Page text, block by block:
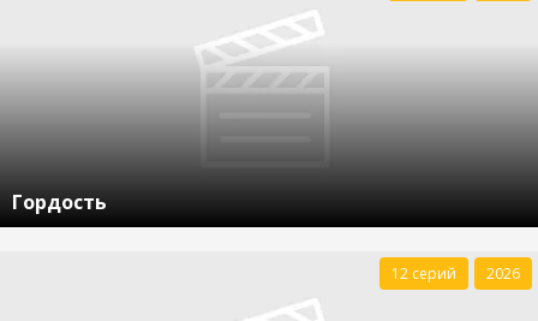
Гордость
12 серий 2026